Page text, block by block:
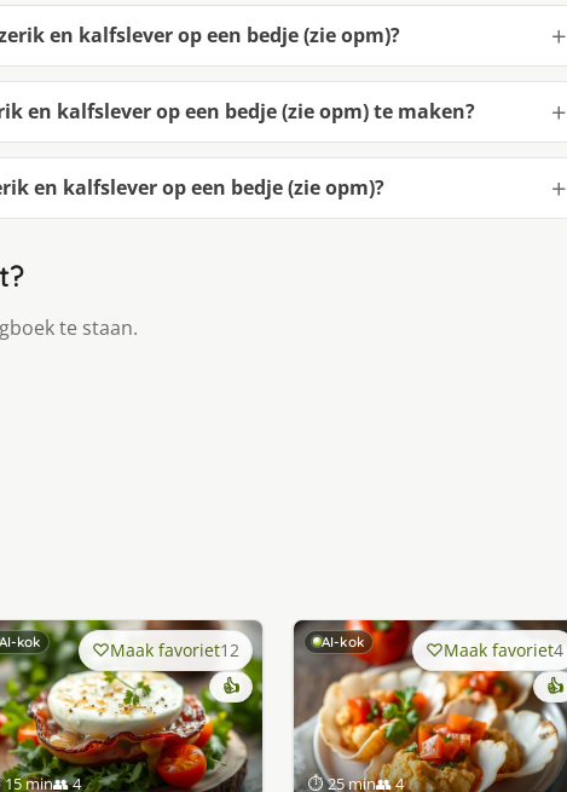
en kalfslever op een bedje (zie opm)?
en kalfslever op een bedje (zie opm) te maken?
en kalfslever op een bedje (zie opm)?
te staan.
kok
min👥 4
Maak favoriet12
👍
AI-kok
⏱ 25 min👥 4
Maak favoriet4
👍